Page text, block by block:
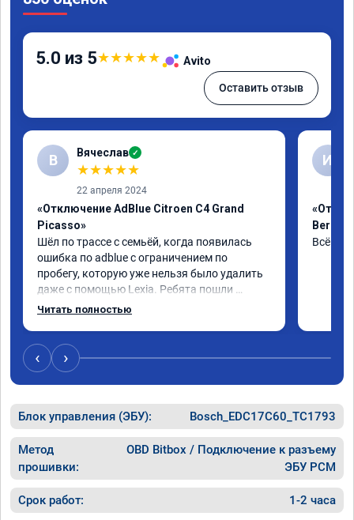
5.0 из 5★★★★★ Avito
Оставить отзыв
В Вячеслав ✓
★★★★★
22 апреля 2024
«Отключение AdBlue Citroen C4 Grand
Picasso»
Шёл по трассе с семьёй, когда появилась
ошибка по adblue с ограничением по
пробегу, которую уже нельзя было удалить
даже с помощью Lexia. Ребята пошли
навстречу, оперативно приняли и за час
Читать полностью
И
Всё
‹ ›
Блок управления (ЭБУ): Bosch_EDC17C60_TC1793
Метод
прошивки:
OBD Bitbox / Подключение к разъему
ЭБУ PCM
Срок работ: 1-2 часа